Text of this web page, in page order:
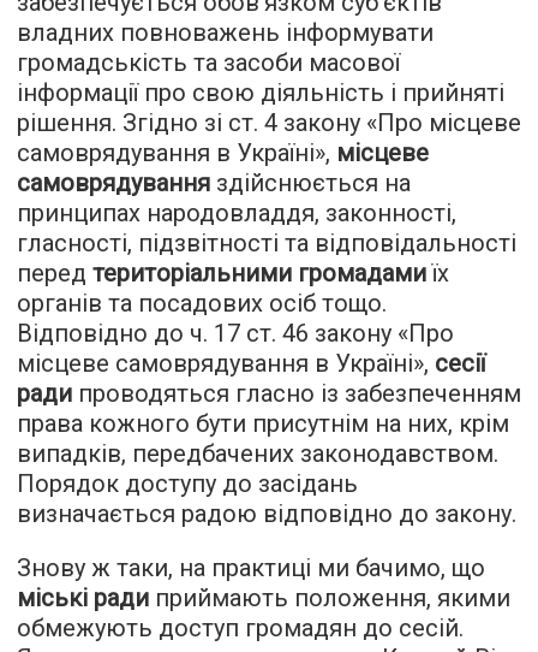
владних повноважень інформувати
громадськість та засоби масової
інформації про свою діяльність і прийняті
рішення. Згідно зі ст. 4 закону «Про місцеве
самоврядування в Україні», місцеве
самоврядування здійснюється на
принципах народовладдя, законності,
гласності, підзвітності та відповідальності
перед територіальними громадамиїх
органів та посадових осіб тощо.
Відповідно до ч. 17 ст. 46 закону «Про
місцеве самоврядування в Україні», сесії
ради проводяться гласно із забезпеченням
права кожного бути присутнім на них, крім
випадків, передбачених законодавством.
Порядок доступу до засідань
визначається радою відповідно до закону.
Знову ж таки, на практиці ми бачимо, що
міські ради приймають положення, якими
обмежують доступ громадян до сесій.